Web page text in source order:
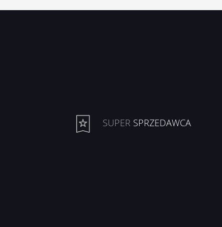
SUPER SPRZEDAWCA